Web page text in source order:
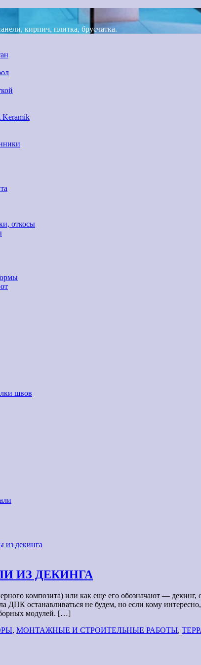
кирпич, плитка, брусчатка.
Keramik
откосы
швов
из декинга
ИЗ ДЕКИНГА
композита) или как еще его обозначают — декинг,
ДПК останавливаться не будем, но если кому
модулей. […]
, МОНТАЖНЫЕ И СТРОИТЕЛЬНЫЕ РАБОТЫ,